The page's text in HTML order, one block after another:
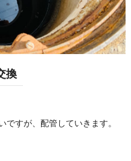
換
すが、配管していきます。